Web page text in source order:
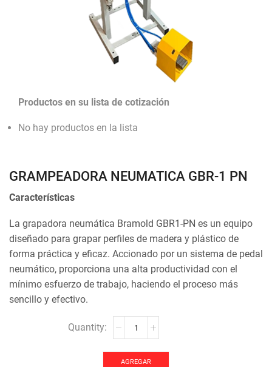
Productos en su lista de cotización
No hay productos en la lista
GRAMPEADORA NEUMATICA GBR-1 PN
Características
La grapadora neumática Bramold GBR1-PN es un equipo
diseñado para grapar perfiles de madera y plástico de
forma práctica y eficaz. Accionado por un sistema de pedal
neumático, proporciona una alta productividad con el
mínimo esfuerzo de trabajo, haciendo el proceso más
sencillo y efectivo.
AGREGAR